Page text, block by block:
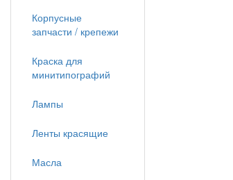
Корпусные
запчасти / крепежи
Краска для
минитипографий
Лампы
Ленты красящие
Масла